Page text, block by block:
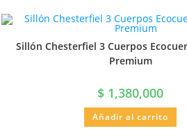
Sillón Chesterfiel 3 Cuerpos
Premium
$ 1,380,000
Añadir al carrito